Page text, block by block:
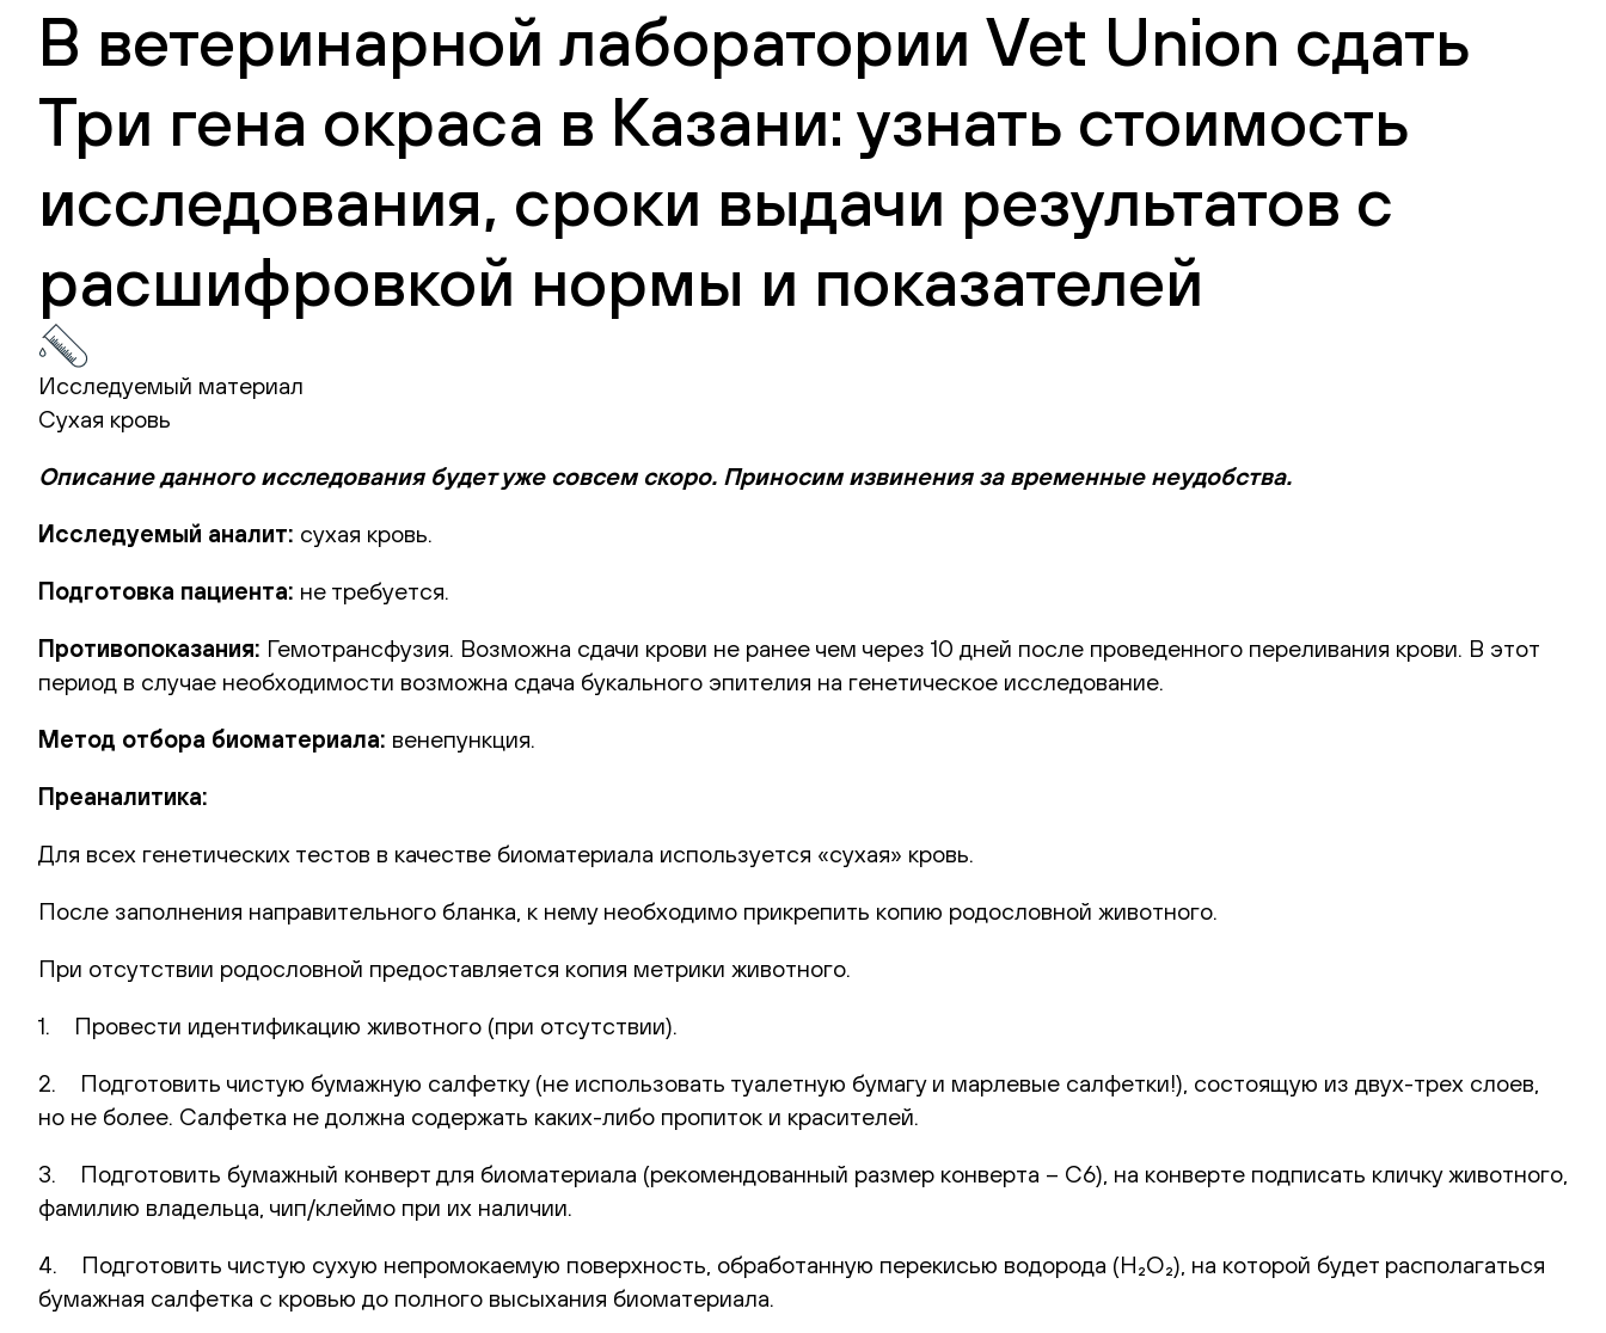
В ветеринарной лаборатории Vet Union сдать
Три гена окраса в Казани: узнать стоимость
исследования, сроки выдачи результатов с
расшифровкой нормы и показателей
Исследуемый материал
Сухая кровь
Описание данного исследования будет уже совсем скоро. Приносим извинения за временные неудобства.
Исследуемый аналит: сухая кровь.
Подготовка пациента: не требуется.
Противопоказания: Гемотрансфузия. Возможна сдачи крови не ранее чем через 10 дней после проведенного переливания крови. В этот
период в случае необходимости возможна сдача букального эпителия на генетическое исследование.
Метод отбора биоматериала: венепункция.
Преаналитика:
Для всех генетических тестов в качестве биоматериала используется «сухая» кровь.
После заполнения направительного бланка, к нему необходимо прикрепить копию родословной животного.
При отсутствии родословной предоставляется копия метрики животного.
1. Провести идентификацию животного (при отсутствии).
2. Подготовить чистую бумажную салфетку (не использовать туалетную бумагу и марлевые салфетки!), состоящую из двух-трех слоев,
но не более. Салфетка не должна содержать каких-либо пропиток и красителей.
3. Подготовить бумажный конверт для биоматериала (рекомендованный размер конверта – С6), на конверте подписать кличку животного,
фамилию владельца, чип/клеймо при их наличии.
4. Подготовить чистую сухую непромокаемую поверхность, обработанную перекисью водорода (H₂O₂), на которой будет располагаться
бумажная салфетка с кровью до полного высыхания биоматериала.